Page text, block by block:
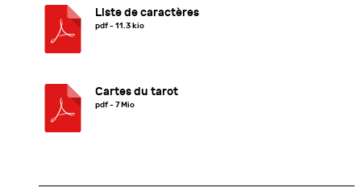
Liste de caractères
pdf - 11.3 kio
Cartes du tarot
pdf - 7 Mio